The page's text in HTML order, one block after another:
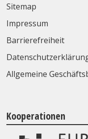
Sitemap
Impressum
Barrierefreiheit
Allgemeine
Kooperationen